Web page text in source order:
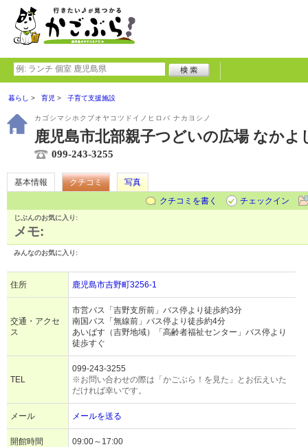
暮らし 育児 子育て支援施設
カゴシマシホクブオヤコツドイノヒロバ ナカヨシノ
鹿児島市北部親子つどいの広場 なかよ
099-243-3255
基本情報 クチコミ
写真
クチコミを書く
チェックイン
じぶんのお気に入り:
メモ:
みんなのお気に入り:
住所 鹿児島市吉野町3256-1
交通・アクセ
ス
市営バス「吉野支所前」バス停より徒歩約3分
南国バス「無線前」バス停より徒歩約4分
あいばす（吉野地域）「高齢者福祉センター」バス停より
徒歩すぐ
TEL
099-243-3255
※お問い合わせの際は「かごぶら！を見た」とお伝えいた
だければ幸いです。
メール メールを送る
開館時間 09:00～17:00